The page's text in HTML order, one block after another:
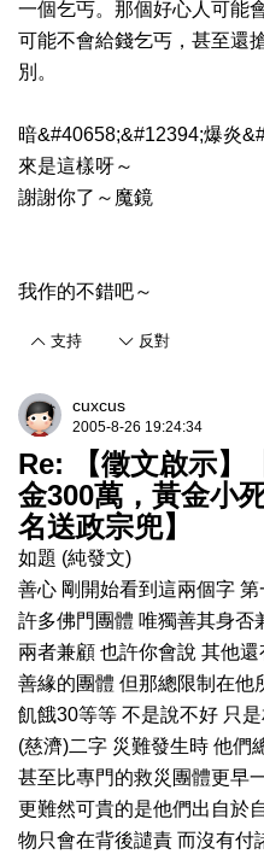
一個乞丐。那個好心人可能
可能不會給錢乞丐，甚至還
別。
暗&#40658;&#12394;爆炎
來是這樣呀～
謝謝你了～魔鏡
我作的不錯吧～
支持 反對
cuxcus
2005-8-26 19:24:34
Re: 【徵文啟示】
金300萬，黃金小
名送政宗兜】
如題 (純發文)
善心 剛開始看到這兩個字
許多佛門團體 唯獨善其身否
兩者兼顧 也許你會說 其他
善緣的團體 但那總限制在他
飢餓30等等 不是說不好 只
(慈濟)二字 災難發生時 他們
甚至比專門的救災團體更早
更難然可貴的是他們出自於
物只會在背後譴責 而沒有付